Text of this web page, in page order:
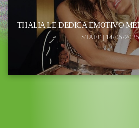
THALIA LE DEDICA EMOTIVO
STAFF | 14/05/2025